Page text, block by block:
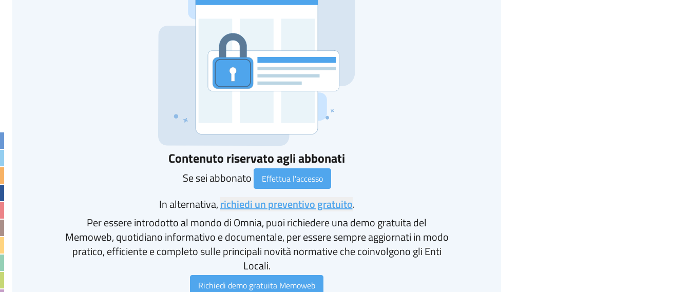
Contenuto riservato agli abbonati
Se sei abbonato Effettua l'accesso
In alternativa,richiedi un preventivo gratuito.
Per essere introdotto al mondo di Omnia, puoi richiedere una demo gratuita del
Memoweb, quotidiano informativo e documentale, per essere sempre aggiornati in modo
pratico, efficiente e completo sulle principali novità normative che coinvolgono gli Enti
Locali.
Richiedi demo gratuita Memoweb